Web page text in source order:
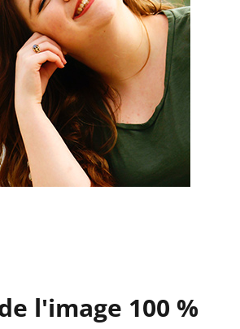
l'image 100 %